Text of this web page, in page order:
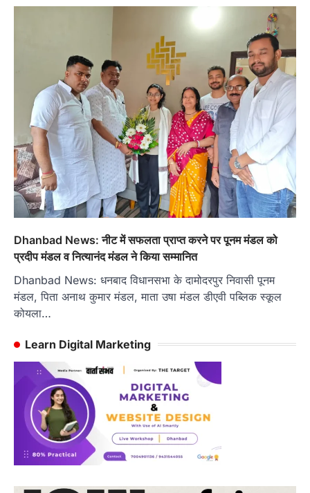
Dhanbad News: नीट में सफलता प्राप्त करने पर पूनम मंडल को
प्रदीप मंडल व नित्यानंद मंडल ने किया सम्मानित
Dhanbad News: धनबाद विधानसभा के दामोदरपुर निवासी पूनम
मंडल, पिता अनाथ कुमार मंडल, माता उषा मंडल डीएवी पब्लिक स्कूल
कोयला…
Learn Digital Marketing